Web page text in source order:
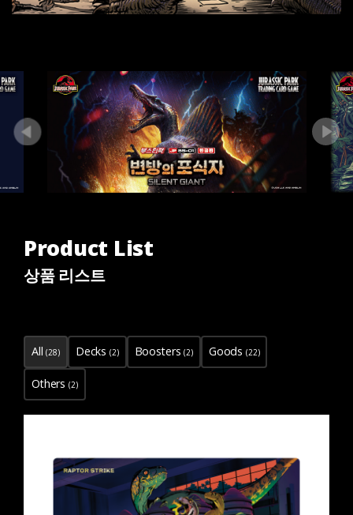
Previous Next
Product List
상품 리스트
All(28) Decks(2) Boosters(2) Goods(22)
Others (2)